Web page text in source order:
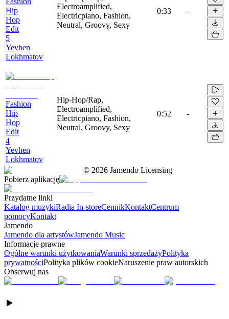
Hip
Hop
Edit
5
Yevhen
Lokhmatov
Electroamplified,
Electricpiano, Fashion,
Neutral, Groovy, Sexy
0:33 -
Fashion
Hip
Hop
Edit
4
Yevhen
Lokhmatov
Hip-Hop/Rap,
Electroamplified,
Electricpiano, Fashion,
Neutral, Groovy, Sexy
0:52 -
© 2026 Jamendo Licensing
Pobierz aplikację
Przydatne linki
Katalog muzykiRadia In-storeCennikKontaktCentrum
pomocyKontakt
Jamendo
Jamendo dla artystówJamendo Music
Informacje prawne
Ogólne warunki użytkowaniaWarunki sprzedażyPolityka
prywatnościPolityka plików cookieNaruszenie praw autorskich
Obserwuj nas